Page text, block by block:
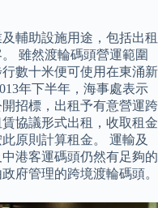
輔助設施用途，包括出租
雖然渡輪碼頭營運範圍
數十米便可使用在東涌新
年下半年，海事處表示
招標，出租予有意營運跨
協議形式出租，收取租金
原則計算租金。 運輸及
港客運碼頭仍然有足夠的
府管理的跨境渡輪碼頭。